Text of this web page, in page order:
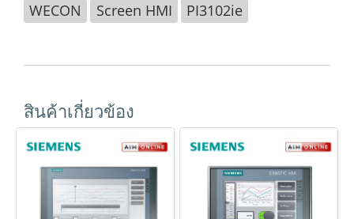
WECON Screen HMI PI3102ie
สินค้าเกี่ยวข้อง